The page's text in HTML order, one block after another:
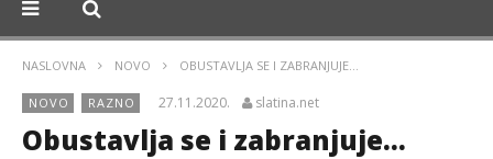
NASLOVNA NOVO OBUSTAVLJA SE I ZABRANJUJE…
NOVO RAZNO 27.11.2020. slatina.net
Obustavlja se i zabranjuje…